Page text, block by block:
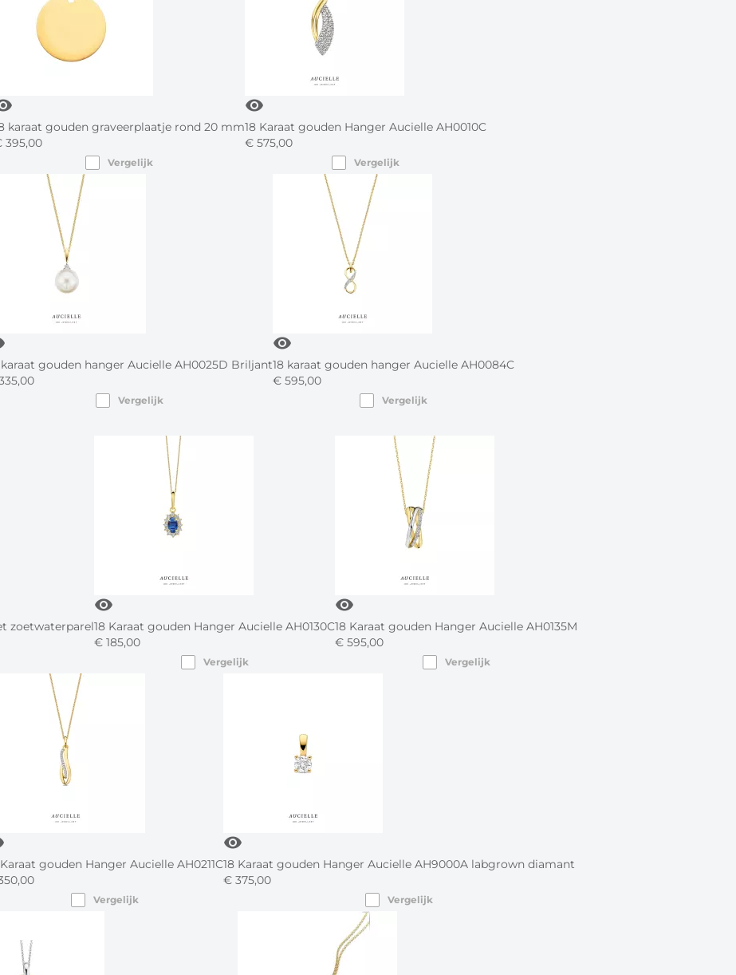
karaat gouden graveerplaatje rond 20 mm
395,00
Vergelijk
visibility
18 Karaat gouden Hanger Aucielle AH0010C
€ 575,00
Vergelijk
karaat gouden hanger Aucielle AH0025D Briljant
00
Vergelijk
visibility
18 karaat gouden hanger Aucielle AH0084C
€ 595,00
Vergelijk
zoetwaterparel
visibility
18 Karaat gouden Hanger Aucielle AH0130C
€ 185,00
Vergelijk
visibility
18 Karaat gouden Hanger Aucielle AH0135M
€ 595,00
Vergelijk
gouden Hanger Aucielle AH0211C
00
Vergelijk
visibility
18 Karaat gouden Hanger Aucielle AH9000A labgrown diamant
€ 375,00
Vergelijk